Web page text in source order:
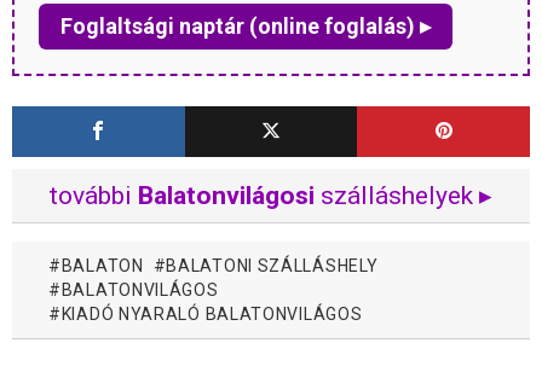
Foglaltsági naptár (online foglalás) ▸
további Balatonvilágosi szálláshelyek ▸
BALATON
BALATONI SZÁLLÁSHELY
BALATONVILÁGOS
KIADÓ NYARALÓ BALATONVILÁGOS